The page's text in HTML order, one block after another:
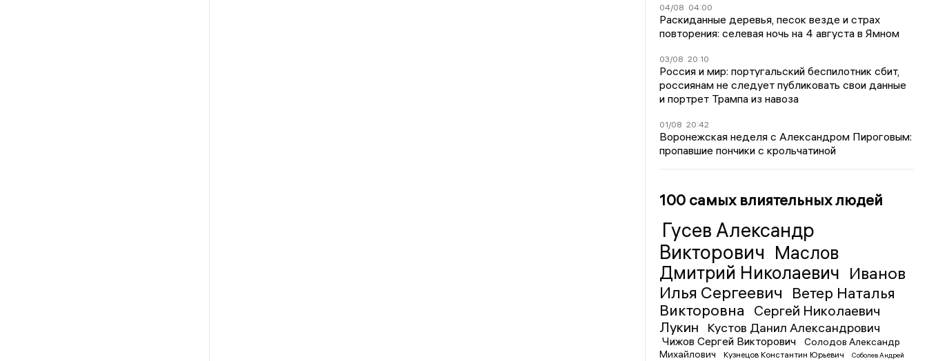
04/08 04:00
Раскиданные деревья, песок везде и страх
повторения: селевая ночь на 4 августа в Ямном
03/08 20:10
Россия и мир: португальский беспилотник сбит,
россиянам не следует публиковать свои данные
и портрет Трампа из навоза
01/08 20:42
Воронежская неделя с Александром Пироговым:
пропавшие пончики с крольчатиной
100 самых влиятельных людей
Гусев Александр
Викторович Маслов
Дмитрий Николаевич Иванов
Илья Сергеевич
Ветер Наталья
Викторовна
Сергей Николаевич
Лукин
Кустов Данил Александрович
Чижов Сергей Викторович
Солодов Александр
Михайлович
Кузнецов Константин Юрьевич
Соболев Андрей